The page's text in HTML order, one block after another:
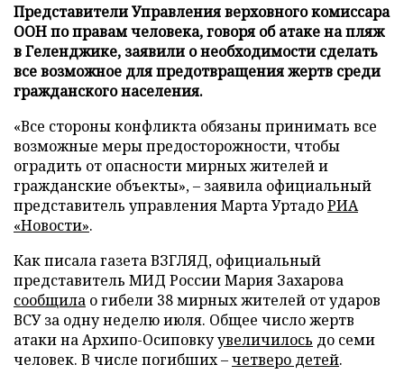
Представители Управления верховного комиссара
ООН по правам человека, говоря об атаке на пляж
в Геленджике, заявили о необходимости сделать
все возможное для предотвращения жертв среди
гражданского населения.
«Все стороны конфликта обязаны принимать все
возможные меры предосторожности, чтобы
оградить от опасности мирных жителей и
гражданские объекты», – заявила официальный
представитель управления Марта УртадоРИА
«Новости».
Как писала газета ВЗГЛЯД, официальный
представитель МИД России Мария Захарова
сообщила о гибели 38 мирных жителей от ударов
ВСУ за одну неделю июля. Общее число жертв
атаки на Архипо-Осиповкуувеличилось до семи
человек. В числе погибших –четверо детей.